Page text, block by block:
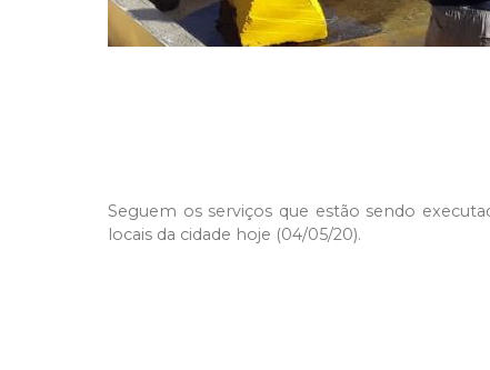
Seguem os serviços que estão sendo
locais da cidade hoje (04/05/20).